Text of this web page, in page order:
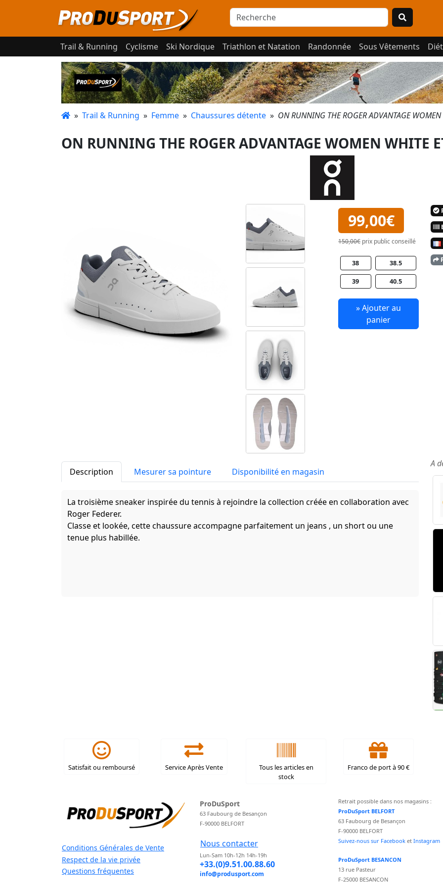
Trail & Running Cyclisme Ski Nordique Triathlon et Natation Randonnée Sous Vêtements
» Trail & Running » Femme » Chaussures détente » ON RUNNING THE ROGER ADVANTAGE
ON RUNNING THE ROGER ADVANTAGE WOMEN WHITE
99,00€
150,00€ prix public conseillé
38 38.5
39 40.5
» Ajouter au
panier
Description Mesurer sa pointure Disponibilité en magasin
La troisième sneaker inspirée du tennis à rejoindre la collection créée en collaboration avec
Roger Federer.
Classe et lookée, cette chaussure accompagne parfaitement un jeans , un short ou une
tenue plus habillée.
A
Satisfait ou remboursé Service Après Vente
Tous les articles en
stock
Franco de port à 90 €
Conditions Générales de Vente
Respect de la vie privée
Questions fréquentes
ProDuSport
63 Faubourg de Besançon
F-90000 BELFORT
Nous contacter
Lun-Sam 10h-12h 14h-19h
+33.(0)9.51.00.88.60
info@produsport.com
Retrait possible dans nos magasins :
ProDuSport BELFORT
63 Faubourg de Besançon
F-90000 BELFORT
Suivez-nous sur Facebook et Instagram
ProDuSport BESANCON
13 rue Pasteur
F-25000 BESANCON